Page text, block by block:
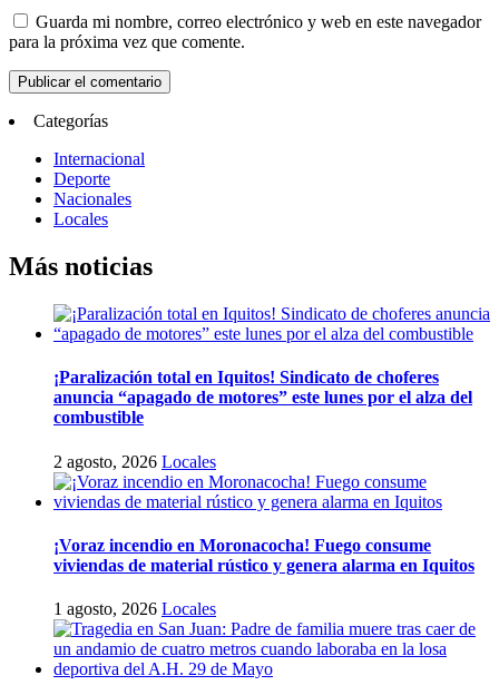
Guarda mi nombre, correo electrónico y web en este navegador
para la próxima vez que comente.
Categorías
Internacional
Deporte
Nacionales
Locales
Más noticias
¡Paralización total en Iquitos! Sindicato de choferes
anuncia “apagado de motores” este lunes por el alza del
combustible
2 agosto, 2026 Locales
¡Voraz incendio en Moronacocha! Fuego consume
viviendas de material rústico y genera alarma en Iquitos
1 agosto, 2026 Locales